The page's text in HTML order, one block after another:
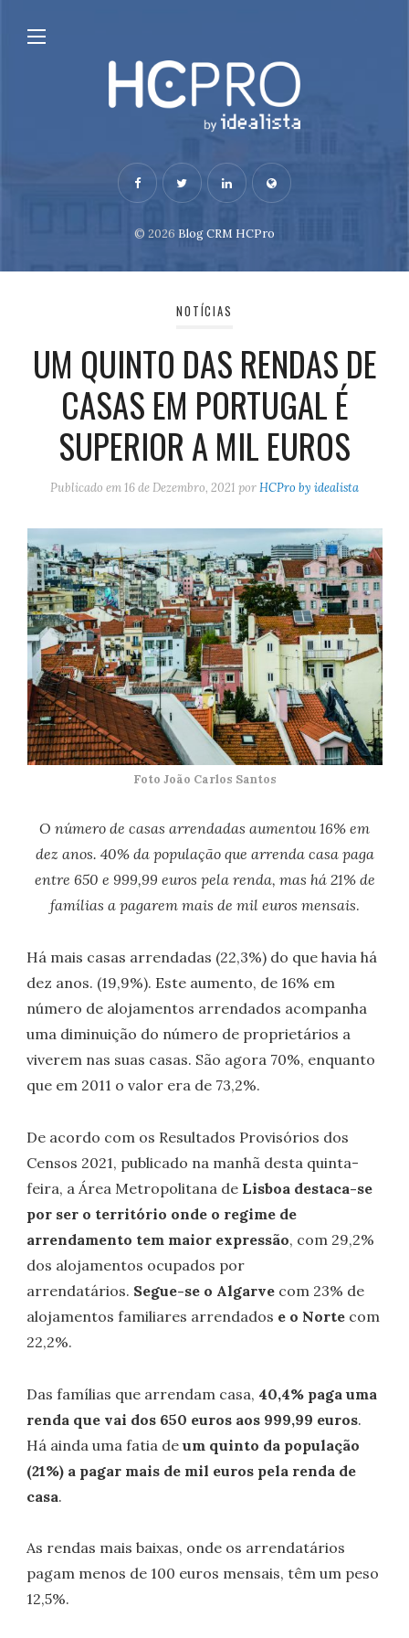
© 2026 Blog CRM HCPro
NOTÍCIAS
UM QUINTO DAS RENDAS DE
CASAS EM PORTUGAL É
SUPERIOR A MIL EUROS
Publicado em 16 de Dezembro, 2021 porHCPro by idealista
Foto João Carlos Santos
O número de casas arrendadas aumentou 16% em
dez anos. 40% da população que arrenda casa paga
entre 650 e 999,99 euros pela renda, mas há 21% de
famílias a pagarem mais de mil euros mensais.
Há mais casas arrendadas (22,3%) do que havia há
dez anos. (19,9%). Este aumento, de 16% em
número de alojamentos arrendados acompanha
uma diminuição do número de proprietários a
viverem nas suas casas. São agora 70%, enquanto
que em 2011 o valor era de 73,2%.
De acordo com os Resultados Provisórios dos
Censos 2021, publicado na manhã desta quinta-
feira, a Área Metropolitana de Lisboa destaca-se
por ser o território onde o regime de
arrendamento tem maior expressão, com 29,2%
dos alojamentos ocupados por
arrendatários. Segue-se o Algarve com 23% de
alojamentos familiares arrendados e o Norte com
22,2%.
Das famílias que arrendam casa, 40,4% paga uma
renda que vai dos 650 euros aos 999,99 euros.
Há ainda uma fatia deum quinto da população
(21%) a pagar mais de mil euros pela renda de
casa.
As rendas mais baixas, onde os arrendatários
pagam menos de 100 euros mensais, têm um peso
12,5%.